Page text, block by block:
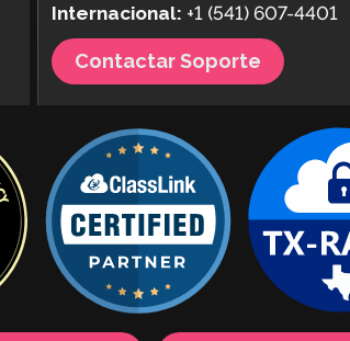
Internacional: +1 (541) 607-4401
Contactar Soporte